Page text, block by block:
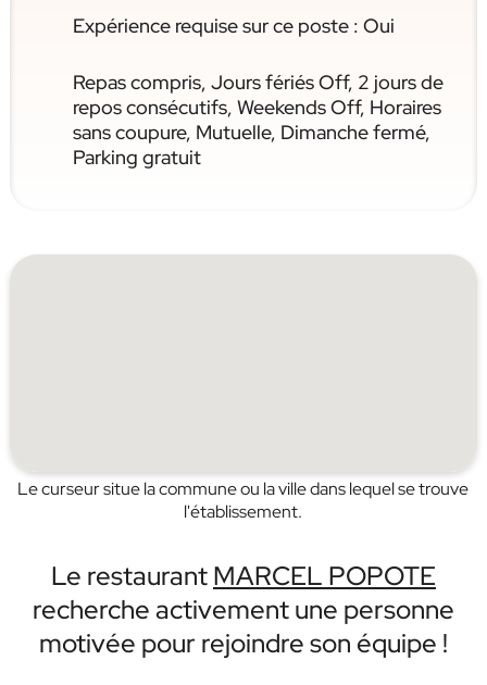
Expérience requise sur ce poste : Oui
Repas compris, Jours fériés Off, 2 jours de
repos consécutifs, Weekends Off, Horaires
sans coupure, Mutuelle, Dimanche fermé,
Parking gratuit
Le curseur situe la commune ou la ville dans lequel se trouve
l'établissement.
Le restaurantMARCEL POPOTE
recherche activement une personne
motivée pour rejoindre son équipe !